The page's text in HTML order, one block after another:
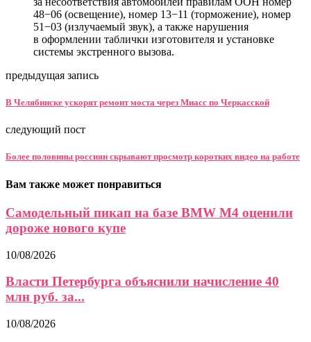
48−06 (освещение), номер 13−11 (торможение), номер
51−03 (излучаемый звук), а также нарушения
в оформлении таблички изготовителя и установке
системы экстренного вызова.
предыдущая запись
В Челябинске ускорят ремонт моста через Миасс по Черкасской
следующий пост
Более половины россиян скрывают просмотр коротких видео на работе
Вам также может понравиться
Самодельный пикап на базе BMW M4 оценили
дороже нового купе
10/08/2026
Власти Петербурга объяснили начисление 40
млн руб. за...
10/08/2026